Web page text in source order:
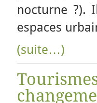
nocturne ?).
espaces
(suite…)